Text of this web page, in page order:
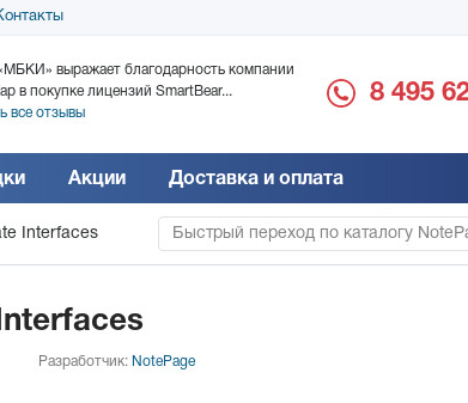
выражает благодарность компании
в покупке лицензий SmartBear...
все отзывы
8 495
Акции Доставка и оплата
Interfaces Быстрый переход по каталогу
Разработчик: NotePage